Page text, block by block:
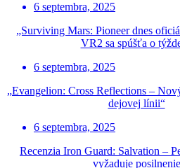
6 septembra, 2025
„Surviving Mars: Pioneer dnes
VR2 sa spúšťa o
6 septembra, 2025
„Evangelion: Cross Reflections –
dejovej línii“
6 septembra, 2025
Recenzia Iron Guard: Salvation –
vyžaduje posilnenie